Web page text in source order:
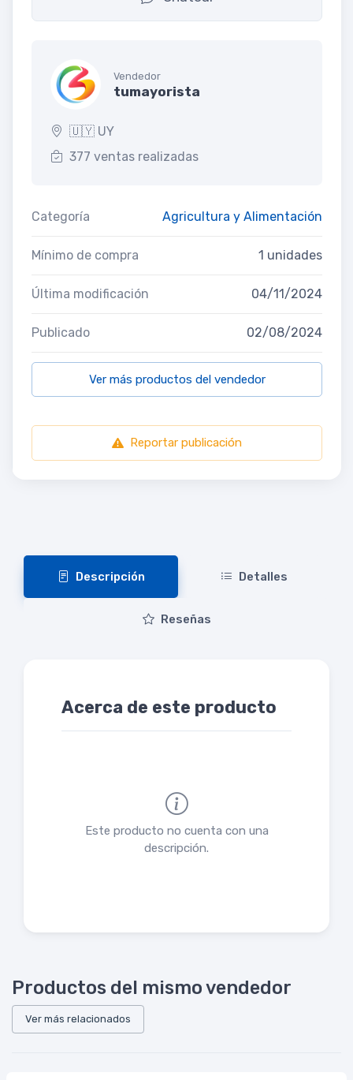
Vendedor
tumayorista
🇺🇾 UY
377 ventas realizadas
Categoría Agricultura y Alimentación
Mínimo de compra 1 unidades
Última modificación 04/11/2024
Publicado 02/08/2024
Ver más productos del vendedor
Reportar publicación
Descripción Detalles
Reseñas
Acerca de este producto
Este producto no cuenta con una
descripción.
Productos del mismo vendedor
Ver más relacionados